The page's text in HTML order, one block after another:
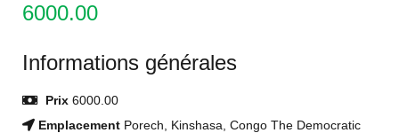
6000.00
Informations générales
Prix 6000.00
Emplacement Porech, Kinshasa, Congo The Democratic